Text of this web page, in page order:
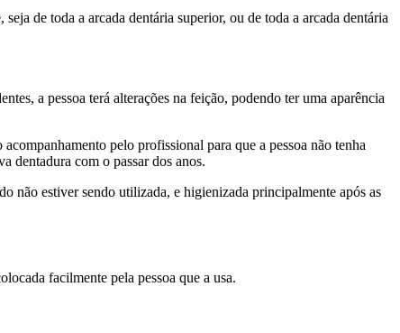
de toda a arcada dentária superior, ou de toda a arcada dentária
a pessoa terá alterações na feição, podendo ter uma aparência
pelo profissional para que a pessoa não tenha
dentadura com o passar dos anos.
não estiver sendo utilizada, e higienizada principalmente após as
facilmente pela pessoa que a usa.